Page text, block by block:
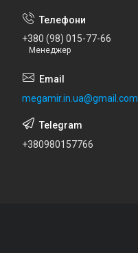
+380 (98) 015-77-66
Менеджер
megamir.in.ua@gmail.com
+380980157766